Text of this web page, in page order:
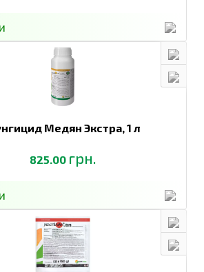
Медян Экстра,1 л
825.00 грн.